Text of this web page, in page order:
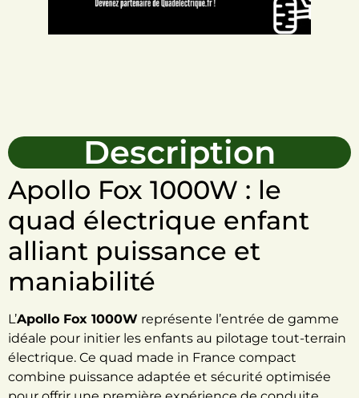
Description
Apollo Fox 1000W : le
quad électrique enfant
alliant puissance et
maniabilité
L’Apollo Fox 1000W représente l’entrée de gamme
idéale pour initier les enfants au pilotage tout-terrain
électrique. Ce quad made in France compact
combine puissance adaptée et sécurité optimisée